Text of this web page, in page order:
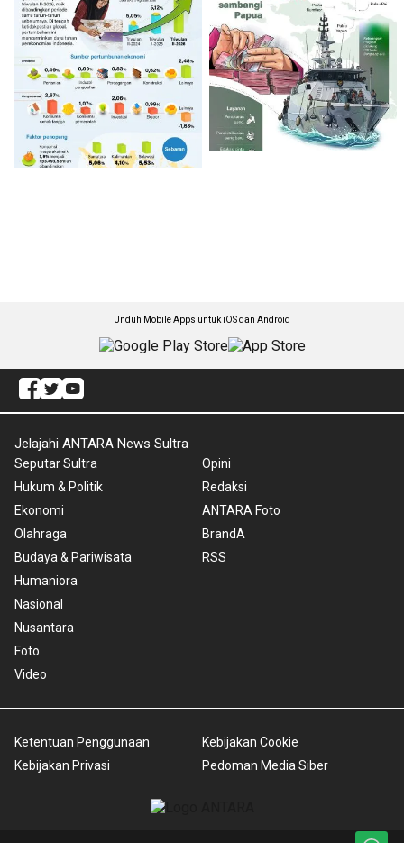
Unduh Mobile Apps untuk iOS dan Android
Jelajahi ANTARA News Sultra
Seputar Sultra
Hukum & Politik
Ekonomi
Olahraga
Budaya & Pariwisata
Humaniora
Nasional
Nusantara
Foto
Video
Opini
Redaksi
ANTARA Foto
BrandA
RSS
Ketentuan Penggunaan
Kebijakan Privasi
Kebijakan Cookie
Pedoman Media Siber